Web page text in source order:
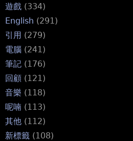
遊戲 (334)
English (291)
引用 (279)
電腦 (241)
筆記 (176)
回顧 (121)
音樂 (118)
呢喃 (113)
其他 (112)
新標籤 (108)